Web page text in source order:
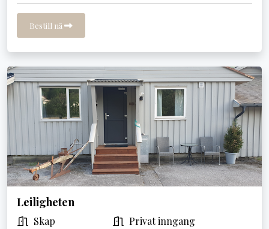
Bestill nå
Leiligheten
Skap
Privat inngang